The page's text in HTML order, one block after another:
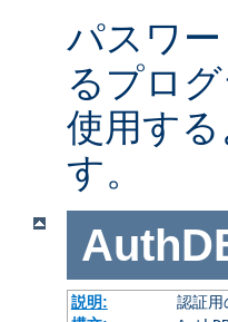
パスワ
るプロ
使用す
す。
説明:
認証用